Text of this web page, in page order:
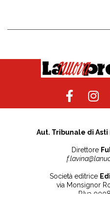
Aut. Tribunale di
Direttore
Società editrice
via Monsignor
P.Iva